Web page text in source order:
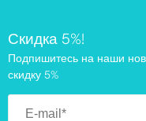
Скидка 5%!
Подпишитесь на наши
скидку 5%